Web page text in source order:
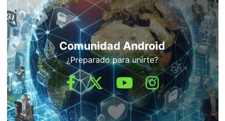
Comunidad Android
¿Preparado para unirte?